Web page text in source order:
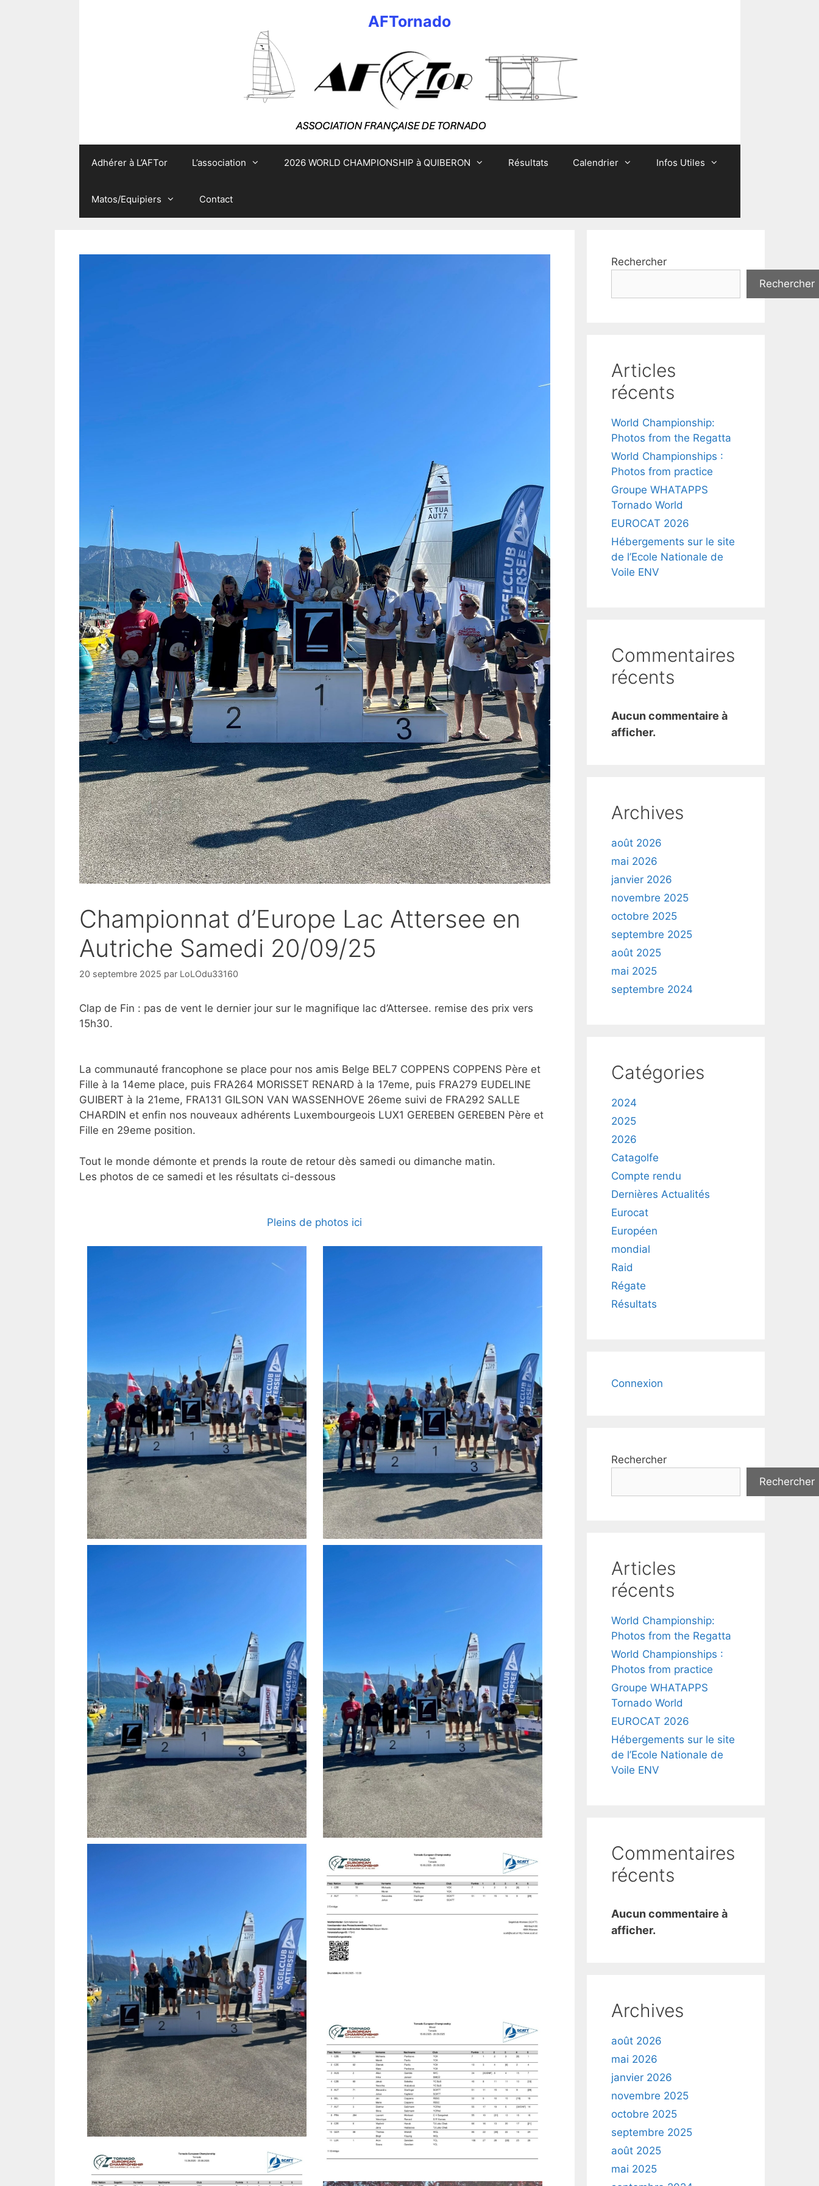
AFTornado
Adhérer à L’AFTor L’association 2026 WORLD CHAMPIONSHIP à QUIBERON Résultats Calendrier Infos Utiles
Matos/Equipiers Contact
Championnat d’Europe Lac Attersee en
Autriche Samedi 20/09/25
20 septembre 2025 par LoLOdu33160
Clap de Fin : pas de vent le dernier jour sur le magnifique lac d’Attersee. remise des prix vers
15h30.
La communauté francophone se place pour nos amis Belge BEL7 COPPENS COPPENS Père et
Fille à la 14eme place, puis FRA264 MORISSET RENARD à la 17eme, puis FRA279 EUDELINE
GUIBERT à la 21eme, FRA131 GILSON VAN WASSENHOVE 26eme suivi de FRA292 SALLE
CHARDIN et enfin nos nouveaux adhérents Luxembourgeois LUX1 GEREBEN GEREBEN Père et
Fille en 29eme position.
Tout le monde démonte et prends la route de retour dès samedi ou dimanche matin.
Les photos de ce samedi et les résultats ci-dessous
Pleins de photos ici
Rechercher
Rechercher
Articles
récents
World Championship:
Photos from the Regatta
World Championships :
Photos from practice
Groupe WHATAPPS
Tornado World
EUROCAT 2026
Hébergements sur le site
de l’Ecole Nationale de
Voile ENV
Commentaires
récents
Aucun commentaire à
afficher.
Archives
août 2026
mai 2026
janvier 2026
novembre 2025
octobre 2025
septembre 2025
août 2025
mai 2025
septembre 2024
Catégories
2024
2025
2026
Catagolfe
Compte rendu
Dernières Actualités
Eurocat
Européen
mondial
Raid
Régate
Résultats
Connexion
Rechercher
Rechercher
Articles
récents
World Championship:
Photos from the Regatta
World Championships :
Photos from practice
Groupe WHATAPPS
Tornado World
EUROCAT 2026
Hébergements sur le site
de l’Ecole Nationale de
Voile ENV
Commentaires
récents
Aucun commentaire à
afficher.
Archives
août 2026
mai 2026
janvier 2026
novembre 2025
octobre 2025
septembre 2025
août 2025
mai 2025